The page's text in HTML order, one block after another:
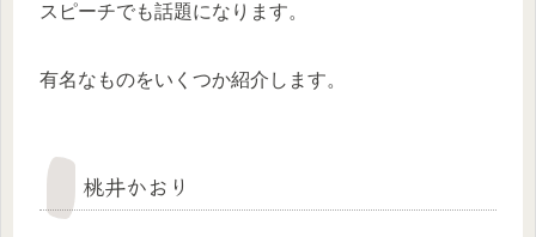
スピーチでも話題になります。
有名なものをいくつか紹介します。
桃井かおり